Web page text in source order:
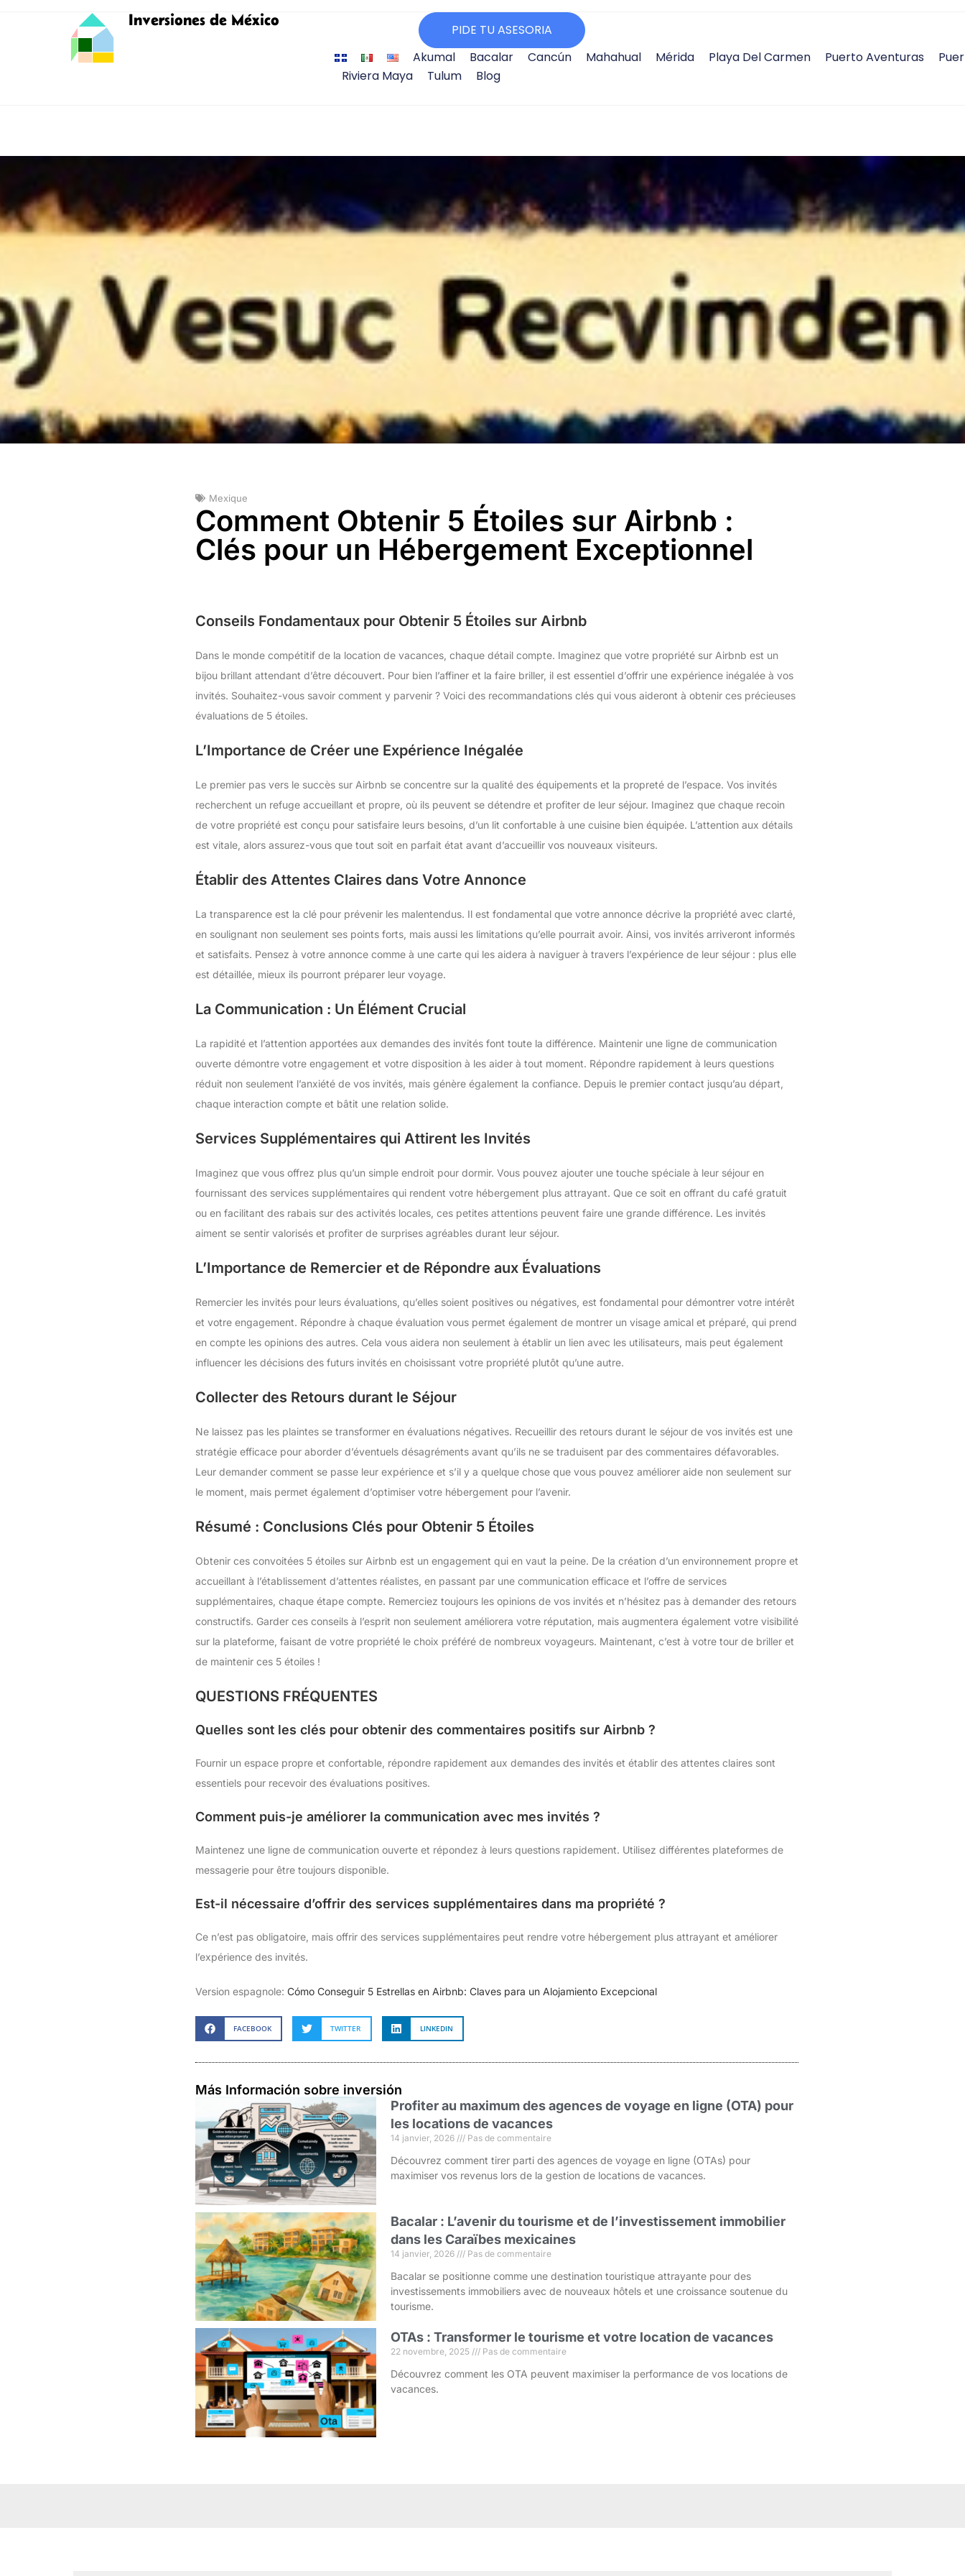
Inversiones de México
PIDE TU ASESORIA
Akumal
Bacalar Cancún Mahahual Mérida Playa Del Carmen Puerto Aventuras
Riviera Maya
Tulum Blog
Mexique
Comment Obtenir 5 Étoiles sur Airbnb :
Clés pour un Hébergement Exceptionnel
Conseils Fondamentaux pour Obtenir 5 Étoiles sur Airbnb
Dans le monde compétitif de la location de vacances, chaque détail compte. Imaginez que votre propriété sur Airbnb est un
bijou brillant attendant d’être découvert. Pour bien l’affiner et la faire briller, il est essentiel d’offrir une expérience inégalée à vos
invités. Souhaitez-vous savoir comment y parvenir ? Voici des recommandations clés qui vous aideront à obtenir ces précieuses
évaluations de 5 étoiles.
L’Importance de Créer une Expérience Inégalée
Le premier pas vers le succès sur Airbnb se concentre sur la qualité des équipements et la propreté de l’espace. Vos invités
recherchent un refuge accueillant et propre, où ils peuvent se détendre et profiter de leur séjour. Imaginez que chaque recoin
de votre propriété est conçu pour satisfaire leurs besoins, d’un lit confortable à une cuisine bien équipée. L’attention aux détails
est vitale, alors assurez-vous que tout soit en parfait état avant d’accueillir vos nouveaux visiteurs.
Établir des Attentes Claires dans Votre Annonce
La transparence est la clé pour prévenir les malentendus. Il est fondamental que votre annonce décrive la propriété avec clarté,
en soulignant non seulement ses points forts, mais aussi les limitations qu’elle pourrait avoir. Ainsi, vos invités arriveront informés
et satisfaits. Pensez à votre annonce comme à une carte qui les aidera à naviguer à travers l’expérience de leur séjour : plus elle
est détaillée, mieux ils pourront préparer leur voyage.
La Communication : Un Élément Crucial
La rapidité et l’attention apportées aux demandes des invités font toute la différence. Maintenir une ligne de communication
ouverte démontre votre engagement et votre disposition à les aider à tout moment. Répondre rapidement à leurs questions
réduit non seulement l’anxiété de vos invités, mais génère également la confiance. Depuis le premier contact jusqu’au départ,
chaque interaction compte et bâtit une relation solide.
Services Supplémentaires qui Attirent les Invités
Imaginez que vous offrez plus qu’un simple endroit pour dormir. Vous pouvez ajouter une touche spéciale à leur séjour en
fournissant des services supplémentaires qui rendent votre hébergement plus attrayant. Que ce soit en offrant du café gratuit
ou en facilitant des rabais sur des activités locales, ces petites attentions peuvent faire une grande différence. Les invités
aiment se sentir valorisés et profiter de surprises agréables durant leur séjour.
L’Importance de Remercier et de Répondre aux Évaluations
Remercier les invités pour leurs évaluations, qu’elles soient positives ou négatives, est fondamental pour démontrer votre intérêt
et votre engagement. Répondre à chaque évaluation vous permet également de montrer un visage amical et préparé, qui prend
en compte les opinions des autres. Cela vous aidera non seulement à établir un lien avec les utilisateurs, mais peut également
influencer les décisions des futurs invités en choisissant votre propriété plutôt qu’une autre.
Collecter des Retours durant le Séjour
Ne laissez pas les plaintes se transformer en évaluations négatives. Recueillir des retours durant le séjour de vos invités est une
stratégie efficace pour aborder d’éventuels désagréments avant qu’ils ne se traduisent par des commentaires défavorables.
Leur demander comment se passe leur expérience et s’il y a quelque chose que vous pouvez améliorer aide non seulement sur
le moment, mais permet également d’optimiser votre hébergement pour l’avenir.
Résumé : Conclusions Clés pour Obtenir 5 Étoiles
Obtenir ces convoitées 5 étoiles sur Airbnb est un engagement qui en vaut la peine. De la création d’un environnement propre et
accueillant à l’établissement d’attentes réalistes, en passant par une communication efficace et l’offre de services
supplémentaires, chaque étape compte. Remerciez toujours les opinions de vos invités et n’hésitez pas à demander des retours
constructifs. Garder ces conseils à l’esprit non seulement améliorera votre réputation, mais augmentera également votre visibilité
sur la plateforme, faisant de votre propriété le choix préféré de nombreux voyageurs. Maintenant, c’est à votre tour de briller et
de maintenir ces 5 étoiles !
QUESTIONS FRÉQUENTES
Quelles sont les clés pour obtenir des commentaires positifs sur Airbnb ?
Fournir un espace propre et confortable, répondre rapidement aux demandes des invités et établir des attentes claires sont
essentiels pour recevoir des évaluations positives.
Comment puis-je améliorer la communication avec mes invités ?
Maintenez une ligne de communication ouverte et répondez à leurs questions rapidement. Utilisez différentes plateformes de
messagerie pour être toujours disponible.
Est-il nécessaire d’offrir des services supplémentaires dans ma propriété ?
Ce n’est pas obligatoire, mais offrir des services supplémentaires peut rendre votre hébergement plus attrayant et améliorer
l’expérience des invités.
Version espagnole: Cómo Conseguir 5 Estrellas en Airbnb: Claves para un Alojamiento Excepcional
FACEBOOK TWITTER LINKEDIN
Más Información sobre inversión
Profiter au maximum des agences de voyage en ligne (OTA) pour
les locations de vacances
14 janvier, 2026 Pas de commentaire
Découvrez comment tirer parti des agences de voyage en ligne (OTAs) pour
maximiser vos revenus lors de la gestion de locations de vacances.
Bacalar : L’avenir du tourisme et de l’investissement immobilier
dans les Caraïbes mexicaines
14 janvier, 2026 Pas de commentaire
Bacalar se positionne comme une destination touristique attrayante pour des
investissements immobiliers avec de nouveaux hôtels et une croissance soutenue du
tourisme.
OTAs : Transformer le tourisme et votre location de vacances
22 novembre, 2025 Pas de commentaire
Découvrez comment les OTA peuvent maximiser la performance de vos locations de
vacances.